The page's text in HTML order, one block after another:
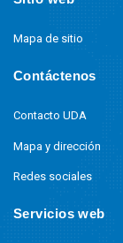
Mapa de sitio
Contáctenos
Contacto UDA
Mapa y dirección
Redes sociales
Servicios web